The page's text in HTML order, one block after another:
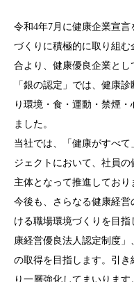
令和4年7月に健康企業宣
づくりに積極的に取り組む
合より、健康優良企業とし
「銀の認定」では、健康
り環境・食・運動・禁煙
ました。
当社では、「健康がすべ
ジェクトにおいて、社員
主体となって推進しており
今後も、さらなる健康経
ける職場環境づくりを目
康経営優良法人認定制度
の取得を目指します。引き
り一層強化してまいります